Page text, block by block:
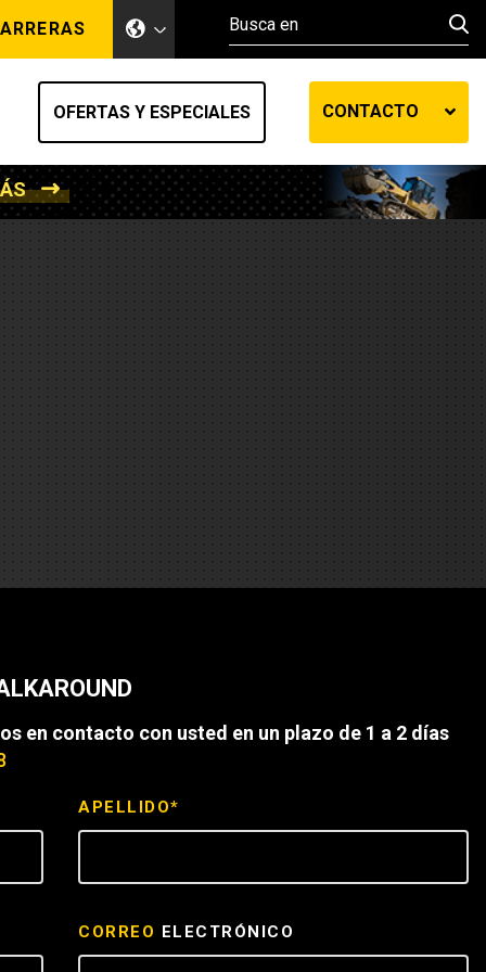
de tierra
OFERTAS Y ESPECIALES CONTACTO
en contacto con usted en un plazo de 1 a 2 días
APELLIDO*
CORREO ELECTRÓNICO